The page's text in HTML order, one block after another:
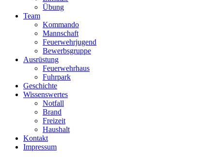
Übung
Team
Kommando
Mannschaft
Feuerwehrjugend
Bewerbsgruppe
Ausrüstung
Feuerwehrhaus
Fuhrpark
Geschichte
Wissenswertes
Notfall
Brand
Freizeit
Haushalt
Kontakt
Impressum